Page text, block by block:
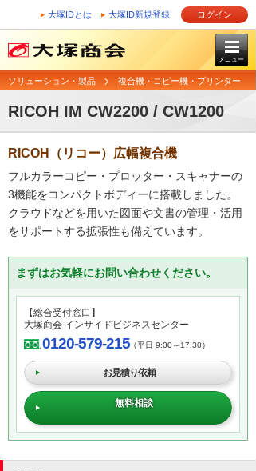
大塚IDとは 大塚ID新規登録 ログイン
メニュー
ソリューション・製品 複合機・コピー機・プリンター
RICOH IM CW2200 / CW1200
RICOH（リコー）広幅複合機
フルカラーコピー・プロッター・スキャナーの
3機能をコンパクトボディーに搭載しました。
クラウドなどを用いた図面や文書の管理・活用
をサポートする拡張性も備えています。
まずはお気軽にお問い合わせください。
【総合受付窓口】
大塚商会 インサイドビジネスセンター
0120-579-215（平日 9:00～17:30）
お見積り依頼
無料相談